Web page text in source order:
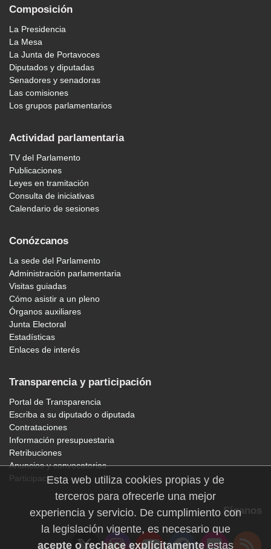
Composición
La Presidencia
La Mesa
La Junta de Portavoces
Diputados y diputadas
Senadores y senadoras
Las comisiones
Los grupos parlamentarios
Actividad parlamentaria
TV del Parlamento
Publicaciones
Leyes en tramitación
Consulta de iniciativas
Calendario de sesiones
Conózcanos
La sede del Parlamento
Administración parlamentaria
Visitas guiadas
Cómo asistir a un pleno
Órganos auxiliares
Junta Electoral
Estadísticas
Enlaces de interés
Transparencia y participación
Portal de Transparencia
Escriba a su diputado o diputada
Contrataciones
Información presupuestaria
Retribuciones
Anuncios y convocatorias
Participación
Síganos
Esta web utiliza cookies propias y de
terceros para ofrecerle una mejor
experiencia y servicio. De cumplimiento con
la legislación vigente, es necesario que
acepte o rechace explícitamente estas